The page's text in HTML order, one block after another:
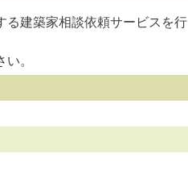
建築家相談依頼サービスを行
。